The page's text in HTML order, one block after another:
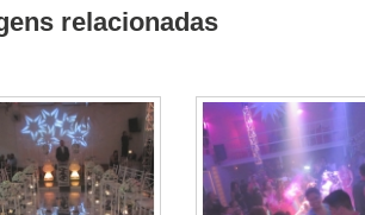
relacionadas